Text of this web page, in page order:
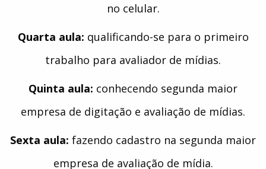
no celular.
Quarta aula: qualificando-se para o primeiro
trabalho para avaliador de mídias.
Quinta aula: conhecendo segunda maior
empresa de digitação e avaliação de mídias.
Sexta aula: fazendo cadastro na segunda maior
empresa de avaliação de mídia.